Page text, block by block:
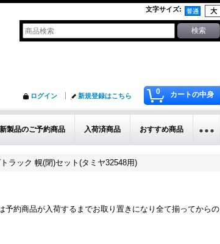
文字サイズ:
0 カートの中身
ログイン 新規登録はこちら
新製品のご予約商品 入荷済商品 おすすめ商品
ラック 幌(閉)セット(タミヤ32548用)
約商品が入荷するまでお取り置きになり全て揃ってからの